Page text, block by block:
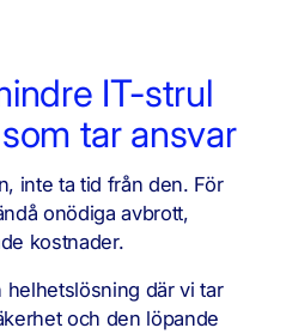
IT-strul
tar ansvar
inte ta tid från den. För
onödiga avbrott,
kostnader.
där vi tar
och den löpande